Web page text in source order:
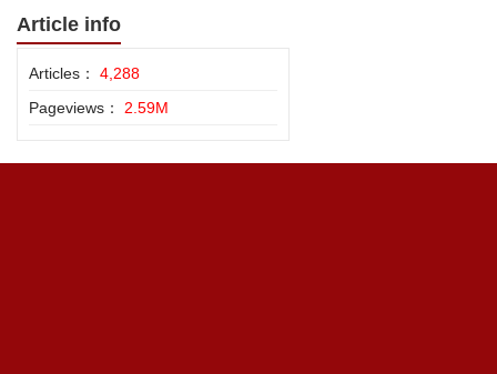
Article info
Articles： 4,288
Pageviews： 2.59M